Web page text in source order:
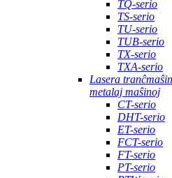
TQ-serio
TS-serio
TU-serio
TUB-serio
TX-serio
TXA-serio
Lasera
metalaj maŝinoj
CT-serio
DHT-serio
ET-serio
FCT-serio
FT-serio
PT-serio